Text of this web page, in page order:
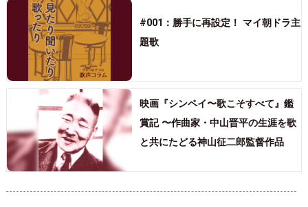
#001：勝手に再設定！ マイ朝ドラ主
題歌
映画『シンペイ〜歌こそすべて』鑑
賞記 〜作曲家・中山晋平の生涯を歌
と共にたどる神山征二郎監督作品